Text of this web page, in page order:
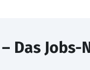
– Das